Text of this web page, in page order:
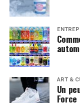
ART &
Un
Force